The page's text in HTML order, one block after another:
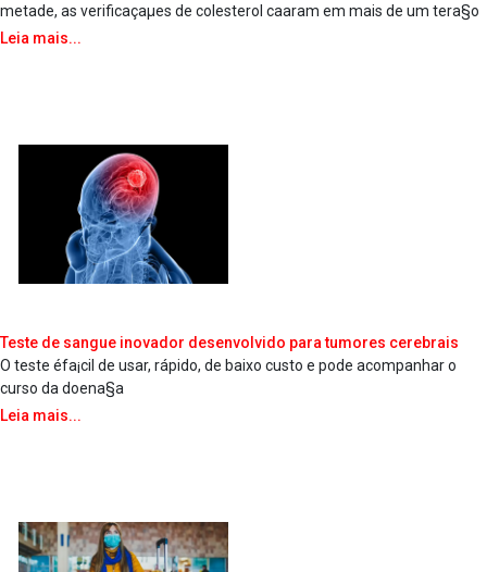
metade, as verificaçaµes de colesterol caa­ram em mais de um tera§o
Leia mais...
Teste de sangue inovador desenvolvido para tumores cerebrais
O teste éfa¡cil de usar, rápido, de baixo custo e pode acompanhar o
curso da doena§a
Leia mais...